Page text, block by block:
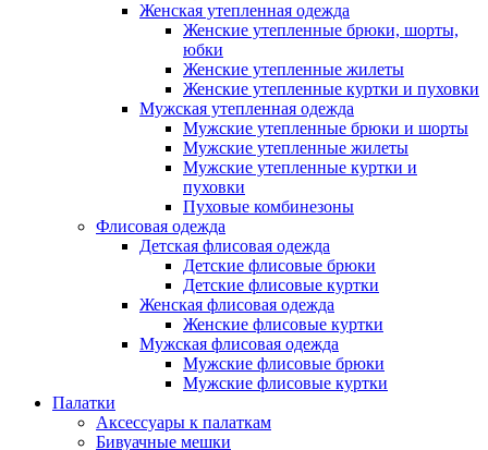
Женская утепленная одежда
Женские утепленные брюки, шорты,
юбки
Женские утепленные жилеты
Женские утепленные куртки и пуховки
Мужская утепленная одежда
Мужские утепленные брюки и шорты
Мужские утепленные жилеты
Мужские утепленные куртки и
пуховки
Пуховые комбинезоны
Флисовая одежда
Детская флисовая одежда
Детские флисовые брюки
Детские флисовые куртки
Женская флисовая одежда
Женские флисовые куртки
Мужская флисовая одежда
Мужские флисовые брюки
Мужские флисовые куртки
Палатки
Аксессуары к палаткам
Бивуачные мешки